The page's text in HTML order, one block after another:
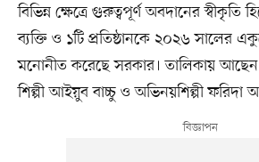
বিভিন্ন ক্ষেত্রে গুরুত্বপূর্ণ অবদানের স্বীকৃতি
ব্যক্তি ও ১টি প্রতিষ্ঠানকে ২০২৬ সালের
মনোনীত করেছে সরকার। তালিকায় আছেন
শিল্পী আইয়ুব বাচ্চু ও অভিনয়শিল্পী ফরিদা